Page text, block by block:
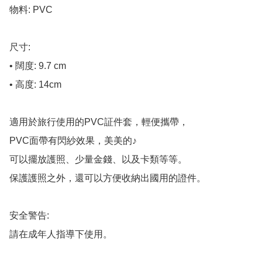
物料: PVC
尺寸:
• 闊度: 9.7 cm
• 高度: 14cm
適用於旅行使用的PVC証件套，輕便攜帶，
PVC面帶有閃紗效果，美美的♪
可以擺放護照、少量金錢、以及卡類等等。
保護護照之外，還可以方便收納出國用的證件。
安全警告:
請在成年人指導下使用。